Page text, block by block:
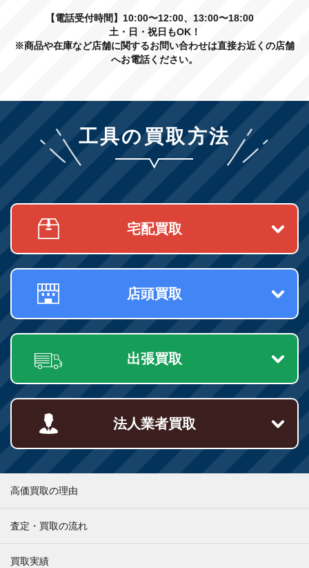
【電話受付時間】10:00〜12:00、13:00〜18:00
土・日・祝日もOK！
※商品や在庫など店舗に関するお問い合わせは直接お近くの店舗
へお電話ください。
工具の買取方法
宅配買取
店頭買取
出張買取
法人業者買取
高価買取の理由
査定・買取の流れ
買取実績